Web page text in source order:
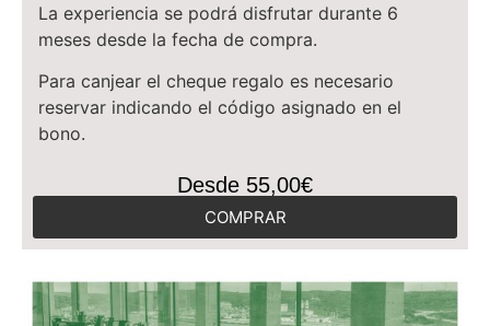
La experiencia se podrá disfrutar durante 6
meses desde la fecha de compra.
Para canjear el cheque regalo es necesario
reservar indicando el código asignado en el
bono.
Desde 55,00€
COMPRAR